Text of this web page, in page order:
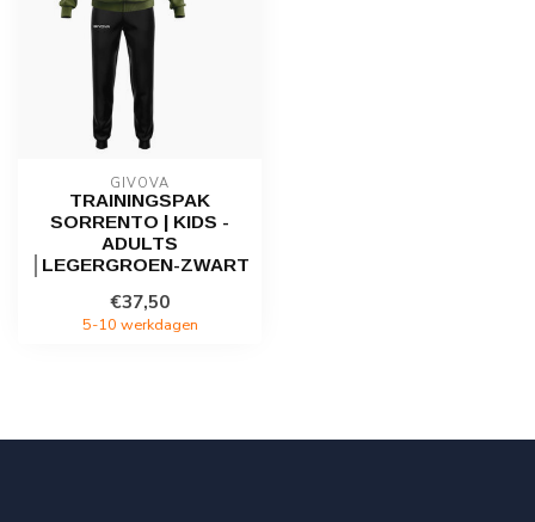
GIVOVA
TRAININGSPAK
SORRENTO | KIDS -
ADULTS
│LEGERGROEN-ZWART
€37,50
5-10 werkdagen